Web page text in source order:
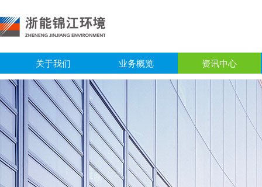
关于我们 业务概览 资讯中心